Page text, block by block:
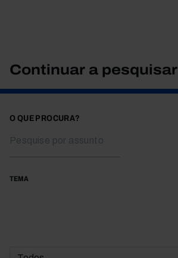
Continuar a pesquisar
O QUE PROCURA?
TEMA